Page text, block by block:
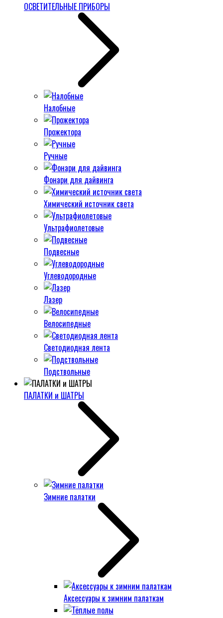
ОСВЕТИТЕЛЬНЫЕ ПРИБОРЫ
Налобные
Прожектора
Ручные
Фонари для дайвинга
Химический источник света
Ультрафиолетовые
Подвесные
Углеводородные
Лазер
Велосипедные
Светодиодная лента
Подствольные
ПАЛАТКИ и ШАТРЫ
Зимние палатки
Аксессуары к зимним палаткам